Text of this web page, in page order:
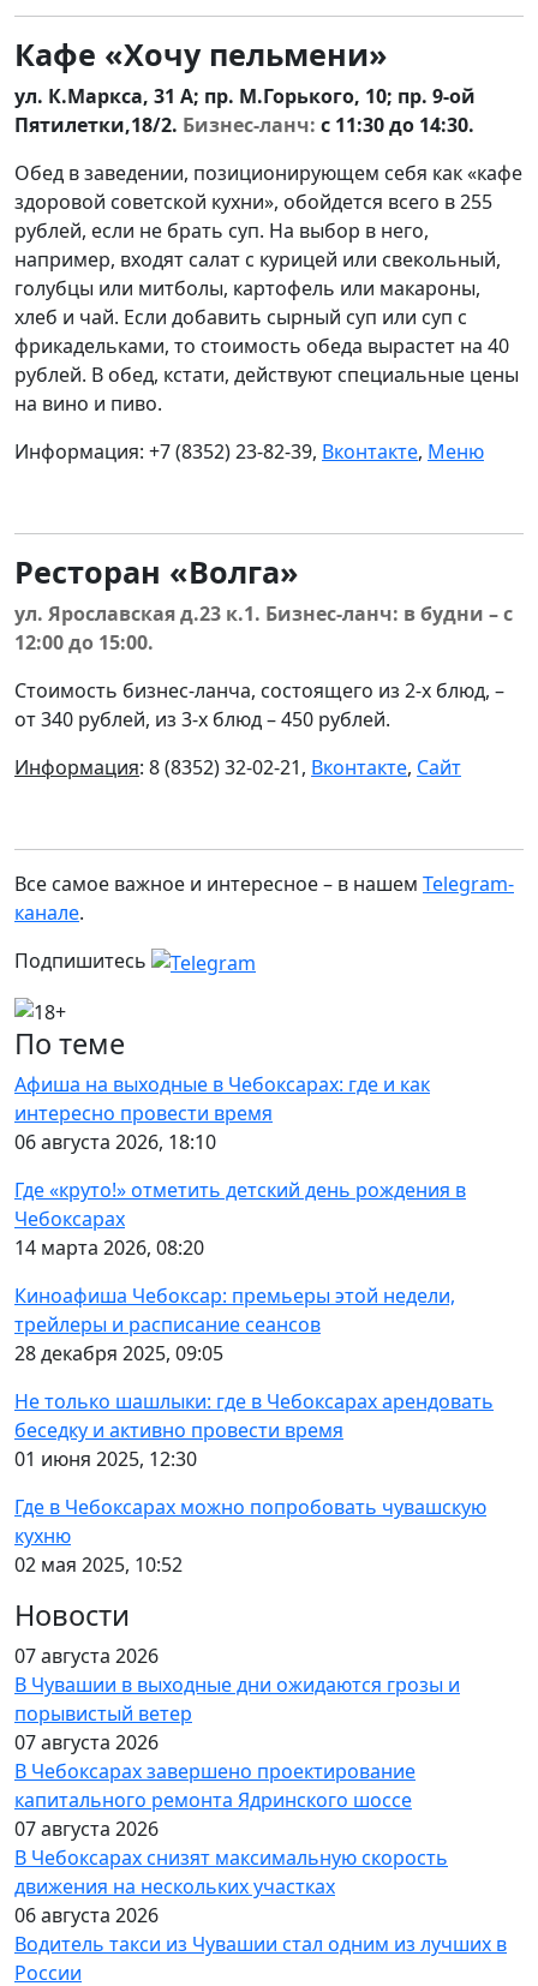
Кафе «Хочу пельмени»
ул. К.Маркса, 31 А; пр. М.Горького, 10; пр. 9-ой
Пятилетки,18/2. Бизнес-ланч: с 11:30 до 14:30.
Обед в заведении, позиционирующем себя как «кафе
здоровой советской кухни», обойдется всего в 255
рублей, если не брать суп. На выбор в него,
например, входят салат с курицей или свекольный,
голубцы или митболы, картофель или макароны,
хлеб и чай. Если добавить сырный суп или суп с
фрикадельками, то стоимость обеда вырастет на 40
рублей. В обед, кстати, действуют специальные цены
на вино и пиво.
Информация: +7 (8352) 23-82-39, Вконтакте, Меню
Ресторан «Волга»
ул. Ярославская д.23 к.1. Бизнес-ланч: в будни – с
12:00 до 15:00.
Стоимость бизнес-ланча, состоящего из 2-х блюд, –
от 340 рублей, из 3-х блюд – 450 рублей.
Информация: 8 (8352) 32-02-21, Вконтакте, Сайт
Все самое важное и интересное – в нашем Telegram-
канале.
Подпишитесь
По теме
Афиша на выходные в Чебоксарах: где и как
интересно провести время
06 августа 2026, 18:10
Где «круто!» отметить детский день рождения в
Чебоксарах
14 марта 2026, 08:20
Киноафиша Чебоксар: премьеры этой недели,
трейлеры и расписание сеансов
28 декабря 2025, 09:05
Не только шашлыки: где в Чебоксарах арендовать
беседку и активно провести время
01 июня 2025, 12:30
Где в Чебоксарах можно попробовать чувашскую
кухню
02 мая 2025, 10:52
Новости
07 августа 2026
В Чувашии в выходные дни ожидаются грозы и
порывистый ветер
07 августа 2026
В Чебоксарах завершено проектирование
капитального ремонта Ядринского шоссе
07 августа 2026
В Чебоксарах снизят максимальную скорость
движения на нескольких участках
06 августа 2026
Водитель такси из Чувашии стал одним из лучших в
России